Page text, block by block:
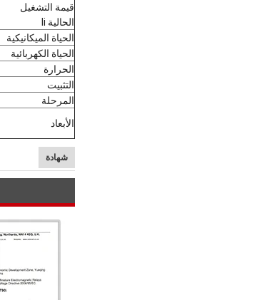
قيمة التشغيل
الحالية li
الحياة الميكانيكية
الحياة الكهربائية
الحرارة
التثبيت
المرحلة
الأبعاد
شهادة